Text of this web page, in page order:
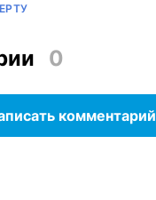
0
комментарий